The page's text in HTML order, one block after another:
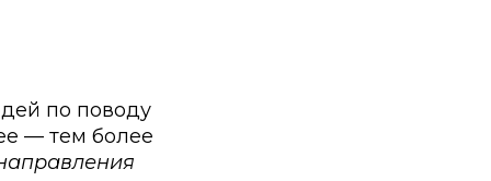
по поводу
— тем более